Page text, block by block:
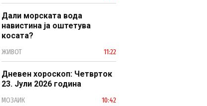
Дали морската вода
навистина ја оштетува
косата?
ЖИВОТ 11:22
Дневен хороскоп: Четврток
23. Јули 2026 година
МОЗАИК 10:42